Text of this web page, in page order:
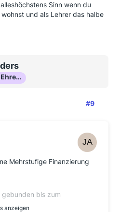
Sinn wenn du
und als Lehrer das halbe
Finanzgenie (Ehrenmitglied)
#9
Mehrstufige Finanzierung
gebunden bis zum
anzeigen